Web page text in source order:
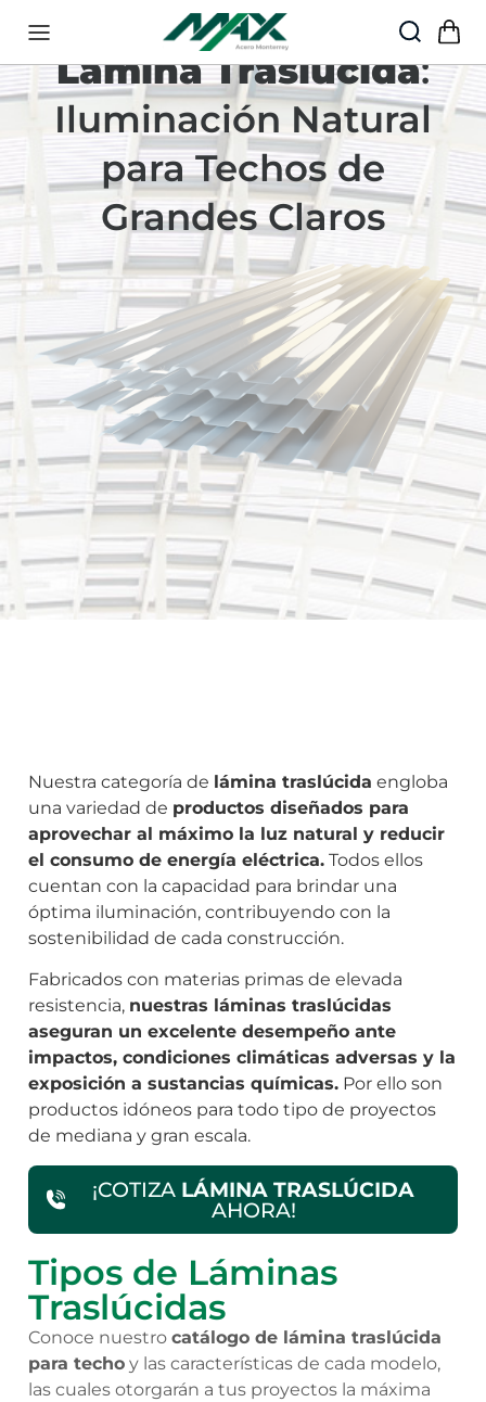
55·5888·5454
Lámina Traslúcida:
Iluminación Natural
para Techos de
Grandes Claros
Nuestra categoría de lámina traslúcida engloba
una variedad de productos diseñados para
aprovechar al máximo la luz natural y reducir
el consumo de energía eléctrica. Todos ellos
cuentan con la capacidad para brindar una
óptima iluminación, contribuyendo con la
sostenibilidad de cada construcción.
Fabricados con materias primas de elevada
resistencia, nuestras láminas traslúcidas
aseguran un excelente desempeño ante
impactos, condiciones climáticas adversas y la
exposición a sustancias químicas. Por ello son
productos idóneos para todo tipo de proyectos
de mediana y gran escala.
¡COTIZA LÁMINA TRASLÚCIDA
AHORA!
Tipos de Láminas
Traslúcidas
Conoce nuestro catálogo de lámina traslúcida
para techo y las características de cada modelo,
las cuales otorgarán a tus proyectos la máxima